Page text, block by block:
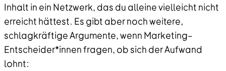
Inhalt in ein Netzwerk, das du alleine vielleicht nicht
erreicht hättest. Es gibt aber noch weitere,
schlagkräftige Argumente, wenn Marketing–
Entscheider*innen fragen, ob sich der Aufwand
lohnt: